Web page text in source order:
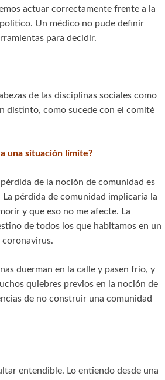
actuar correctamente frente a la
Un médico no pude definir
para decidir.
de las disciplinas sociales como
distinto, como sucede con el comité
una situación límite?
de la noción de comunidad es
pérdida de comunidad implicaría la
y que eso no me afecte. La
de todos los que habitamos en un
duerman en la calle y pasen frío, y
quiebres previos en la noción de
de no construir una comunidad
entendible. Lo entiendo desde una